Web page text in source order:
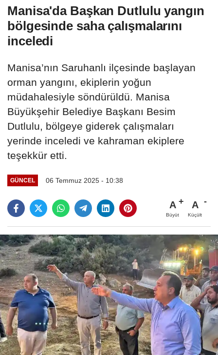
Manisa'da Başkan Dutlulu yangın
bölgesinde saha çalışmalarını
inceledi
Manisa’nın Saruhanlı ilçesinde başlayan
orman yangını, ekiplerin yoğun
müdahalesiyle söndürüldü. Manisa
Büyükşehir Belediye Başkanı Besim
Dutlulu, bölgeye giderek çalışmaları
yerinde inceledi ve kahraman ekiplere
teşekkür etti.
GÜNCEL 06 Temmuz 2025 - 10:38
A
Büyüt
A
Küçült